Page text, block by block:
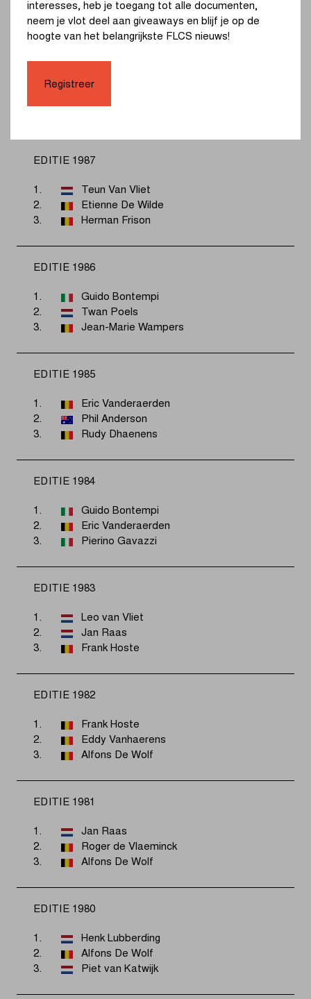
3. Rolf Sorensen
Sean Kelly
EDITIE 1987
1.
Teun Van Vliet
2.
Etienne De Wilde
3.
Herman Frison
EDITIE 1986
1.
Guido Bontempi
2.
Twan Poels
3.
Jean-Marie Wampers
EDITIE 1985
1.
Eric Vanderaerden
2.
Phil Anderson
3.
Rudy Dhaenens
EDITIE 1984
1.
Guido Bontempi
2.
Eric Vanderaerden
3.
Pierino Gavazzi
EDITIE 1983
1.
Leo van Vliet
2.
Jan Raas
3.
Frank Hoste
EDITIE 1982
1.
Frank Hoste
2.
Eddy Vanhaerens
3.
Alfons De Wolf
EDITIE 1981
1.
Jan Raas
2.
Roger de Vlaeminck
3.
Alfons De Wolf
EDITIE 1980
1.
Henk Lubberding
2.
Alfons De Wolf
3.
Piet van Katwijk
interesses, heb je toegang tot alle documenten,
neem je vlot deel aan giveaways en blijf je op de
hoogte van het belangrijkste FLCS nieuws!
Registreer